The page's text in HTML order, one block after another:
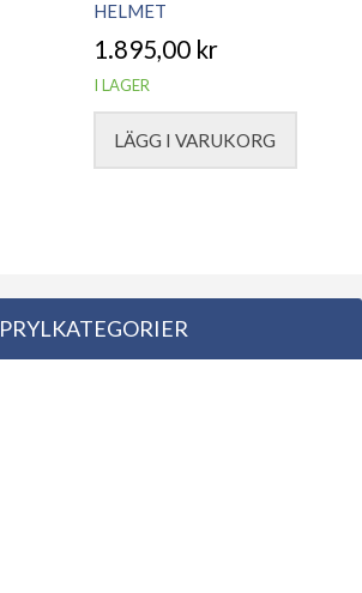
HELMET
1.895,00 kr
I LAGER
LÄGG I VARUKORG
PRYLKATEGORIER